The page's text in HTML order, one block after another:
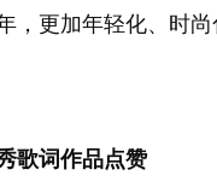
，更加年轻化、时尚
词作品点赞